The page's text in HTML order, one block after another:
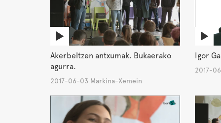
Akerbeltzen antxumak. Bukaerako
agurra.
2017-06-03 Markina-Xemein
Igor
2017-